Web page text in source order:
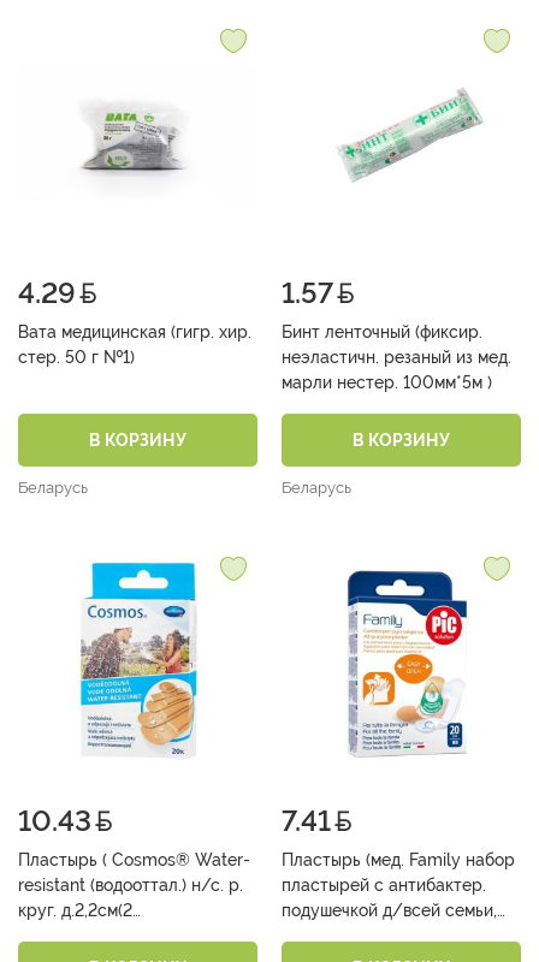
4.29
Вата медицинская (гигр. хир.
стер. 50 г №1)
В КОРЗИНУ
Беларусь
1.57
Бинт ленточный (фиксир.
неэластичн. резаный из мед.
марли нестер. 100мм*5м )
В КОРЗИНУ
Беларусь
10.43
Пластырь ( Cosmos® Water-
resistant (водооттал.) н/с. р.
круг. д.2,2см(2
7.41
Пластырь (мед. Family набор
пластырей с антибактер.
подушечкой д/всей семьи,